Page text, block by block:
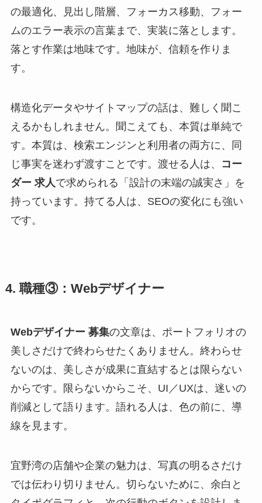
の最適化、見出し階層、フォーカス移動、フォー
ムのエラー表示の言葉まで、実装に落とします。
落とす作業は地味です。地味が、信頼を作りま
す。
構造化データやサイトマップの話は、難しく聞こ
えるかもしれません。聞こえても、本質は単純で
す。本質は、検索エンジンと利用者の両方に、同
じ事実を迷わず渡すことです。渡せる人は、
コー
ダー 求人で求められる「設計の末端の誠実さ」を
持っています。持てる人は、SEOの変化にも強い
です。
4. 職種③：Webデザイナー
Webデザイナー 募集の文章は、ポートフォリオの
美しさだけで終わらせたくありません。終わらせ
ないのは、美しさが成果に直結するとは限らない
からです。限らないからこそ、UI／UXは、迷いの
削減として語ります。語れる人は、色の前に、導
線を見ます。
宜野湾の店舗や企業の魅力は、写真の明るさだけ
では伝わり切りません。切らないために、余白と